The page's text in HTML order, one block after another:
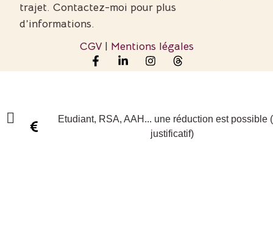
trajet. Contactez-moi pour plus
d’informations.
CGV| Mentions légales
Etudiant, RSA, AAH... une réduction est possible
justificatif)